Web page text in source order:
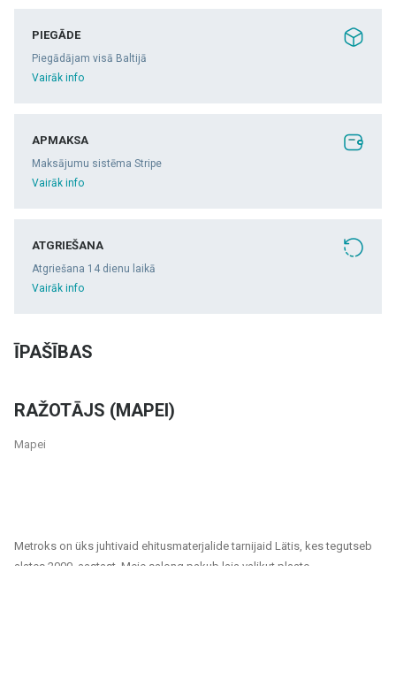
RAŽOTĀJS (MAPEI)
Mapei
PIEGĀDE
Piegādājam visā Baltijā
Vairāk info
APMAKSA
Maksājumu sistēma Stripe
Vairāk info
ATGRIEŠANA
Atgriešana 14 dienu laikā
Vairāk info
ĪPAŠĪBAS
Metroks on üks juhtivaid ehitusmaterjalide tarnijaid Lätis, kes tegutseb
alates 2000. aastast. Meie salong pakub laia valikut plaate,